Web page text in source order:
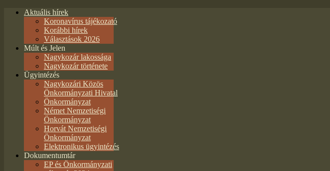
Aktuális hírek
Koronavírus tájékozató
Korábbi hírek
Választások 2026
Múlt és Jelen
Nagykozár lakossága
Nagykozár története
Ügyintézés
Nagykozári Közös
Önkormányzati Hivatal
Önkormányzat
Német Nemzetiségi
Önkormányzat
Horvát Nemzetiségi
Önkormányzat
Elektronikus ügyintézés
Dokumentumtár
EP és Önkormányzati